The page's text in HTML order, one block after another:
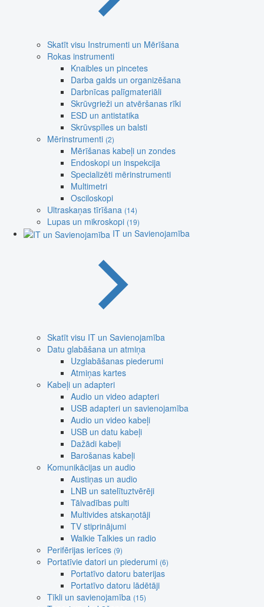
Skatīt visu Instrumenti un Mērīšana
Rokas instrumenti
Knaibles un pincetes
Darba galds un organizēšana
Darbnīcas palīgmateriāli
Skrūvgrieži un atvēršanas rīki
ESD un antistatika
Skrūvspīles un balsti
Mērinstrumenti (2)
Mērīšanas kabeļi un zondes
Endoskopi un inspekcija
Specializēti mērinstrumenti
Multimetri
Osciloskopi
Ultraskaņas tīrīšana (14)
Lupas un mikroskopi (19)
IT un Savienojamība
Skatīt visu IT un Savienojamība
Datu glabāšana un atmiņa
Uzglabāšanas piederumi
Atmiņas kartes
Kabeļi un adapteri
Audio un video adapteri
USB adapteri un savienojamība
Audio un video kabeļi
USB un datu kabeļi
Dažādi kabeļi
Barošanas kabeļi
Komunikācijas un audio
Austiņas un audio
LNB un satelītuztvērēji
Tālvadības pulti
Multivides atskaņotāji
TV stiprinājumi
Walkie Talkies un radio
Perifērijas ierīces (9)
Portatīvie datori un piederumi (6)
Portatīvo datoru baterijas
Portatīvo datoru lādētāji
Tīkli un savienojamība (15)